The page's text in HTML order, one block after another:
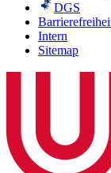
DGS
Intern
Sitemap